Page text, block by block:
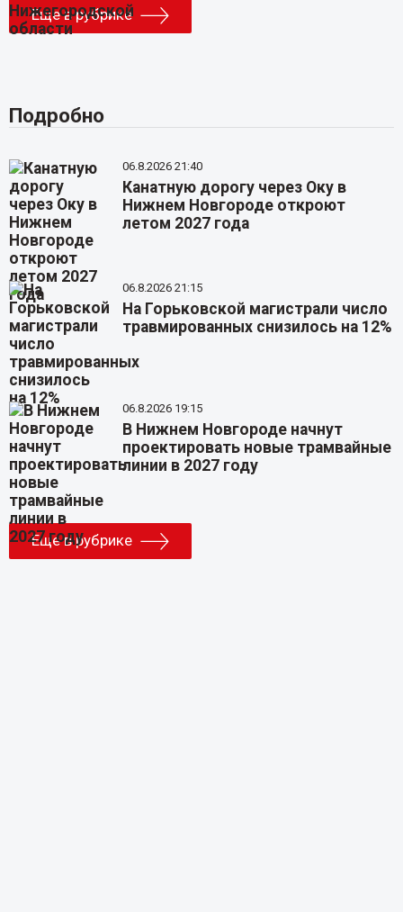
Еще в рубрике
Подробно
06.8.2026 21:40
Канатную дорогу через Оку в
Нижнем Новгороде откроют
летом 2027 года
06.8.2026 21:15
На Горьковской магистрали число
травмированных снизилось на 12%
06.8.2026 19:15
В Нижнем Новгороде начнут
проектировать новые трамвайные
линии в 2027 году
Еще в рубрике